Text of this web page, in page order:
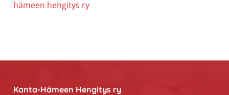
hämeen hengitys ry
Kanta-Hämeen Hengitys ry